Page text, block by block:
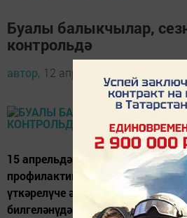
Буалы балыкчылар,
контрольдә
автор, 12 апрель 2017 - 10:58
15 апрельдән 15 июньгә кадәр
профилактик операциясе игълан
үткәрелүче әлеге операция
билгеләнүдәге дәүләт табигать